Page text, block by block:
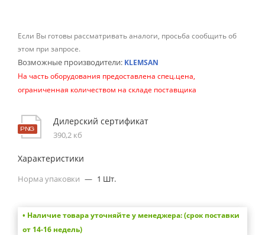
Если Вы готовы рассматривать аналоги, просьба сообщить об
этом при запросе.
Возможные производители: KLEMSAN
На часть оборудования предоставлена спец.цена,
ограниченная количеством на складе поставщика
Дилерский сертификат
390,2 кб
Характеристики
Норма упаковки — 1 Шт.
• Наличие товара уточняйте у менеджера: (срок поставки
от 14-16 недель)